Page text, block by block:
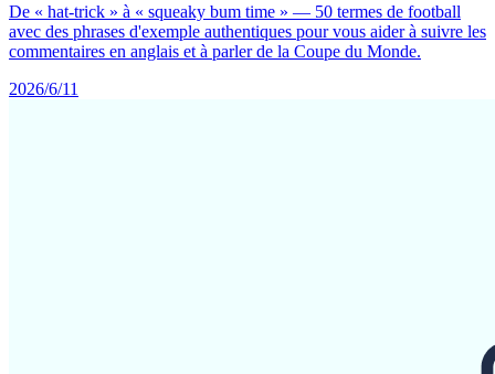
De « hat-trick » à « squeaky bum time » — 50 termes de football
avec des phrases d'exemple authentiques pour vous aider à suivre les
commentaires en anglais et à parler de la Coupe du Monde.
2026/6/11